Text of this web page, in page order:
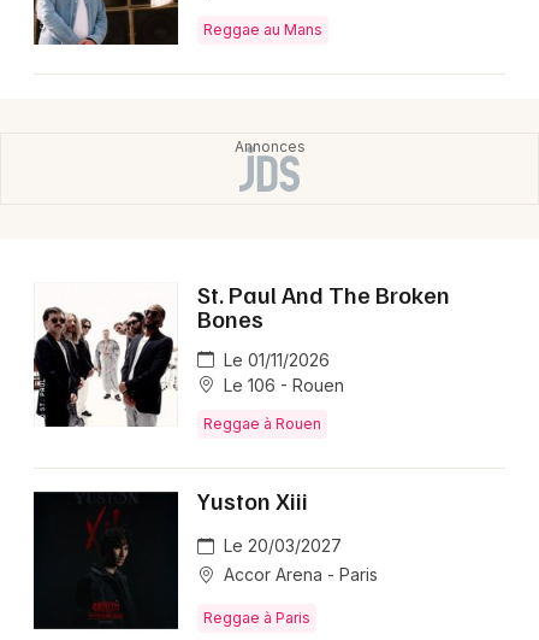
Reggae au Mans
St. Paul And The Broken
Bones
Le 01/11/2026
Le 106 - Rouen
Reggae à Rouen
Yuston Xiii
Le 20/03/2027
Accor Arena - Paris
Reggae à Paris